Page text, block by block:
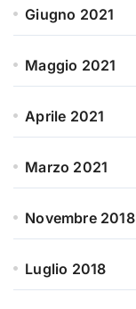
Giugno 2021
Maggio 2021
Aprile 2021
Marzo 2021
Novembre 2018
Luglio 2018